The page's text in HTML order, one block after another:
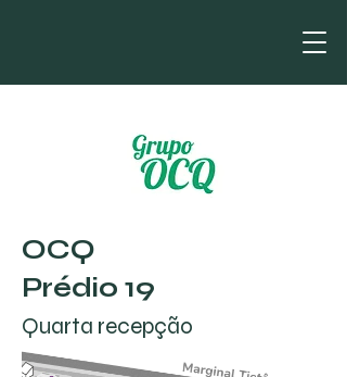
OCQ
Prédio 19
Quarta recepção